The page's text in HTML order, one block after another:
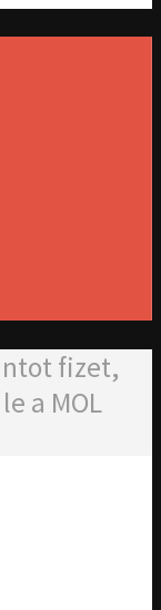
fizet,
a MOL